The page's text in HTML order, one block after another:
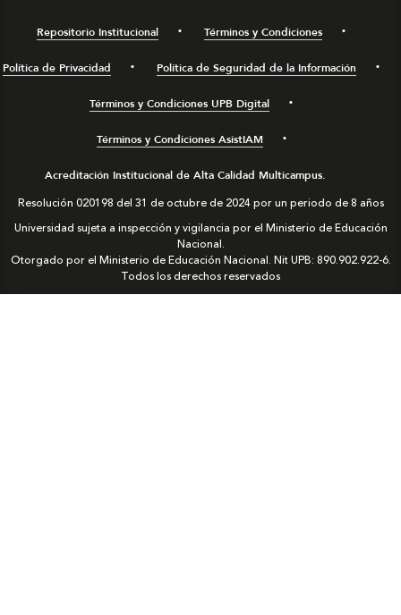
Repositorio Institucional Términos y Condiciones
Política de Privacidad Política de Seguridad de la Información
Términos y Condiciones UPB Digital
Términos y Condiciones AsistIAM
Acreditación Institucional de Alta Calidad Multicampus.
Resolución 020198 del 31 de octubre de 2024 por un periodo de 8 años
Universidad sujeta a inspección y vigilancia por el Ministerio de Educación
Nacional.
Otorgado por el Ministerio de Educación Nacional. Nit UPB: 890.902.922-6.
Todos los derechos reservados